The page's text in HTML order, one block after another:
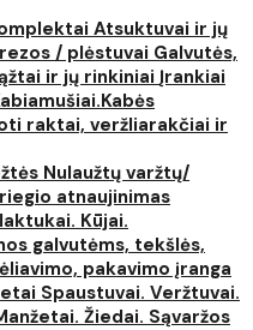
Atsuktuvai ir jų
/ plėstuvai Galvutės,
ir jų rinkiniai Įrankiai
raktai, veržliarakčiai ir
Nulaužtų varžtų/
atnaujinimas
Kūjai.
galvutėms, tekšlės,
pakavimo įranga
Spaustuvai. Veržtuvai.
Žiedai. Sąvaržos